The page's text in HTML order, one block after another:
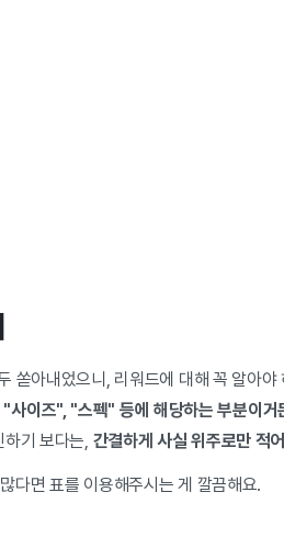
쏟아내었으니, 리워드에 대해 꼭 알아
사이즈", "스펙" 등에 해당하는 부분이거
기 보다는, 간결하게 사실 위주로만 적
다면 표를 이용해주시는 게 깔끔해요.